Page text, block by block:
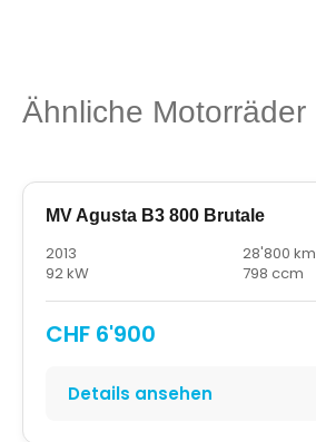
Ähnliche Motorräder
MV Agusta B3 800 Brutale
2013
28'800 km
92 kW
798 ccm
CHF 6'900
Details ansehen